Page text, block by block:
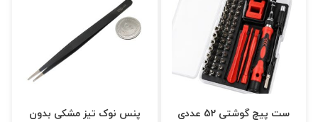
ست پیچ گوشتی 52 عددی
پنس نوک تیز مشکی بدون